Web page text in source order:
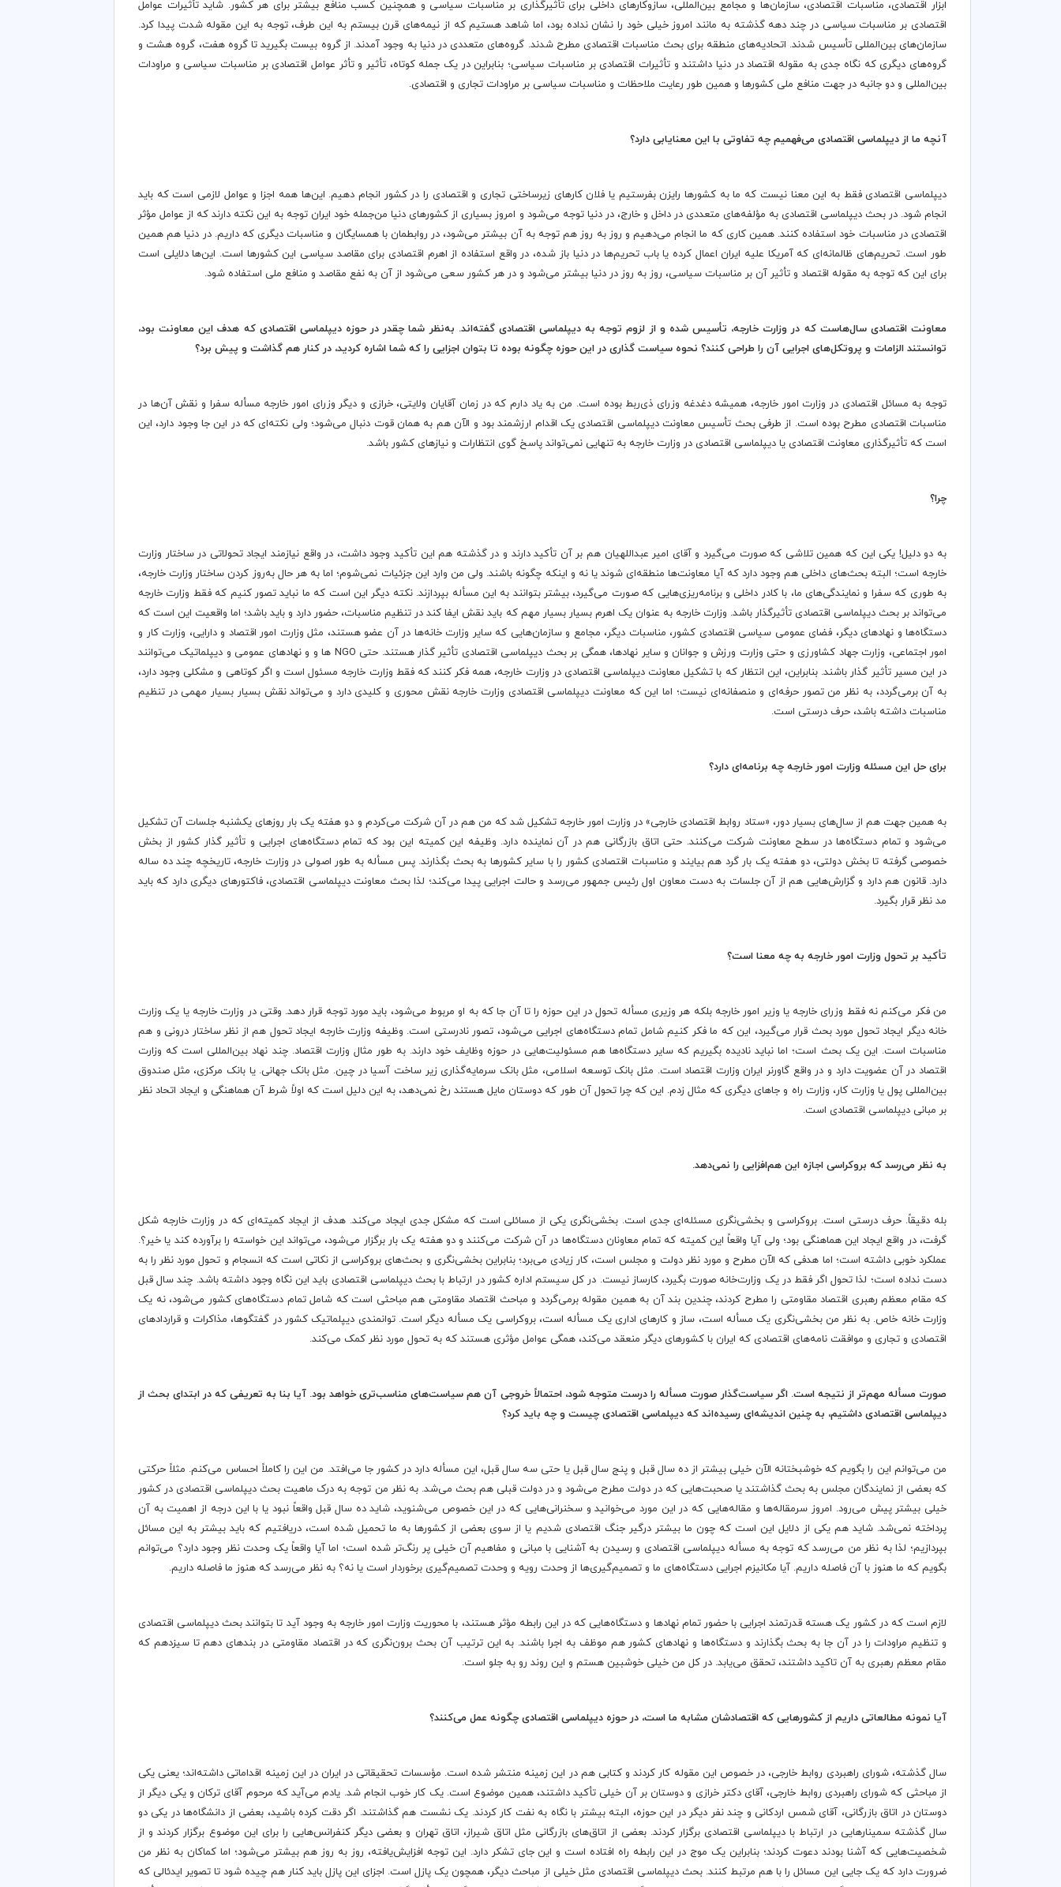
ابزار اقتصادی، مناسبات اقتصادی، سازمان‌ها و مجامع بین‌المللی، سازوکارهای داخلی برای تأثیرگذاری بر مناسبات سیاسی و همچنین کسب منافع بیشتر برای هر کشور. شاید تأثیرات عوامل
اقتصادی بر مناسبات سیاسی در چند دهه گذشته به مانند امروز خیلی خود را نشان نداده بود، اما شاهد هستیم که از نیمه‌های قرن بیستم به این طرف، توجه به این مقوله شدت پیدا کرد.
سازمان‌های بین‌المللی تأسیس شدند. اتحادیه‌های منطقه برای بحث مناسبات اقتصادی مطرح شدند. گروه‌های متعددی در دنیا به وجود آمدند. از گروه بیست بگیرید تا گروه هفت، گروه هشت و
گروه‌های دیگری که نگاه جدی به مقوله اقتصاد در دنیا داشتند و تأثیرات اقتصادی بر مناسبات سیاسی؛ بنابراین در یک جمله کوتاه، تأثیر و تأثر عوامل اقتصادی بر مناسبات سیاسی و مراودات
بین‌المللی و دو جانبه در جهت منافع ملی کشورها و همین طور رعایت ملاحظات و مناسبات سیاسی بر مراودات تجاری و اقتصادی.
آنچه ما از دیپلماسی اقتصادی می‌فهمیم چه تفاوتی با این معنایابی دارد؟
دیپلماسی اقتصادی فقط به این معنا نیست که ما به کشورها رایزن بفرستیم یا فلان کارهای زیرساختی تجاری و اقتصادی را در کشور انجام دهیم. این‌ها همه اجزا و عوامل لازمی است که باید
انجام شود. در بحث دیپلماسی اقتصادی به مؤلفه‌های متعددی در داخل و خارج، در دنیا توجه می‌شود و امروز بسیاری از کشورهای دنیا من‌جمله خود ایران توجه به این نکته دارند که از عوامل مؤثر
اقتصادی در مناسبات خود استفاده کنند. همین کاری که ما انجام می‌دهیم و روز به روز هم توجه به آن بیشتر می‌شود، در روابطمان با همسایگان و مناسبات دیگری که داریم. در دنیا هم همین
طور است. تحریم‌های ظالمانه‌ای که آمریکا علیه ایران اعمال کرده یا باب تحریم‌ها در دنیا باز شده، در واقع استفاده از اهرم اقتصادی برای مقاصد سیاسی این کشورها است. این‌ها دلایلی است
برای این که توجه به مقوله اقتصاد و تأثیر آن بر مناسبات سیاسی، روز به روز در دنیا بیشتر می‌شود و در هر کشور سعی می‌شود از آن به نفع مقاصد و منافع ملی استفاده شود.
معاونت اقتصادی سال‌هاست که در وزارت خارجه، تأسیس شده و از لزوم توجه به دیپلماسی اقتصادی گفته‌اند. به‌نظر شما چقدر در حوزه دیپلماسی اقتصادی که هدف این معاونت بود،
توانستند الزامات و پروتکلهای اجرایی آن را طراحی کنند؟ نحوه سیاست گذاری در این حوزه چگونه بوده تا بتوان اجزایی را که شما اشاره کردید، در کنار هم گذاشت و پیش برد؟
توجه به مسائل اقتصادی در وزارت امور خارجه، همیشه دغدغه وزرای ذی‌ربط بوده است. من به یاد دارم که در زمان آقایان ولایتی، خرازی و دیگر وزرای امور خارجه مسأله سفرا و نقش آن‌ها در
مناسبات اقتصادی مطرح بوده است. از طرفی بحث تأسیس معاونت دیپلماسی اقتصادی یک اقدام ارزشمند بود و الآن هم به همان قوت دنبال می‌شود؛ ولی نکته‌ای که در این جا وجود دارد، این
است که تأثیرگذاری معاونت اقتصادی یا دیپلماسی اقتصادی در وزارت خارجه به تنهایی نمی‌تواند پاسخ گوی انتظارات و نیازهای کشور باشد.
چرا؟
به دو دلیل! یکی این که همین تلاشی که صورت می‌گیرد و آقای امیر عبداللهیان هم بر آن تأکید دارند و در گذشته هم این تأکید وجود داشت، در واقع نیازمند ایجاد تحولاتی در ساختار وزارت
خارجه است؛ البته بحث‌های داخلی هم وجود دارد که آیا معاونت‌ها منطقه‌ای شوند یا نه و اینکه چگونه باشند. ولی من وارد این جزئیات نمی‌شوم؛ اما به هر حال به‌روز کردن ساختار وزارت خارجه،
به طوری که سفرا و نمایندگی‌های ما، با کادر داخلی و برنامه‌ریزی‌هایی که صورت می‌گیرد، بیشتر بتوانند به این مسأله بپردازند. نکته دیگر این است که ما نباید تصور کنیم که فقط وزارت خارجه
می‌تواند بر بحث دیپلماسی اقتصادی تأثیرگذار باشد. وزارت خارجه به عنوان یک اهرم بسیار بسیار مهم که باید نقش ایفا کند در تنظیم مناسبات، حضور دارد و باید باشد؛ اما واقعیت این است که
دستگاه‌ها و نهادهای دیگر، فضای عمومی سیاسی اقتصادی کشور، مناسبات دیگر، مجامع و سازمان‌هایی که سایر وزارت خانه‌ها در آن عضو هستند، مثل وزارت امور اقتصاد و دارایی، وزارت کار و
امور اجتماعی، وزارت جهاد کشاورزی و حتی وزارت ورزش و جوانان و سایر نهادها، همگی بر بحث دیپلماسی اقتصادی تأثیر گذار هستند. حتی NGO ها و و نهادهای عمومی و دیپلماتیک می‌توانند
در این مسیر تأثیر گذار باشند. بنابراین، این انتظار که با تشکیل معاونت دیپلماسی اقتصادی در وزارت خارجه، همه فکر کنند که فقط وزارت خارجه مسئول است و اگر کوتاهی و مشکلی وجود دارد،
به آن برمی‌گردد، به نظر من تصور حرفه‌ای و منصفانه‌ای نیست؛ اما این که معاونت دیپلماسی اقتصادی وزارت خارجه نقش محوری و کلیدی دارد و می‌تواند نقش بسیار بسیار مهمی در تنظیم
مناسبات داشته باشد، حرف درستی است.
برای حل این مسئله وزارت امور خارجه چه برنامه‌ای دارد؟
به همین جهت هم از سال‌های بسیار دور، «ستاد روابط اقتصادی خارجی» در وزارت امور خارجه تشکیل شد که من هم در آن شرکت می‌کردم و دو هفته یک بار روزهای یکشنبه جلسات آن تشکیل
می‌شود و تمام دستگاه‌ها در سطح معاونت شرکت می‌کنند. حتی اتاق بازرگانی هم در آن نماینده دارد. وظیفه این کمیته این بود که تمام دستگاه‌های اجرایی و تأثیر گذار کشور از بخش
خصوصی گرفته تا بخش دولتی، دو هفته یک بار گرد هم بیایند و مناسبات اقتصادی کشور را با سایر کشورها به بحث بگذارند. پس مسأله به طور اصولی در وزارت خارجه، تاریخچه چند ده ساله
دارد. قانون هم دارد و گزارش‌هایی هم از آن جلسات به دست معاون اول رئیس جمهور می‌رسد و حالت اجرایی پیدا می‌کند؛ لذا بحث معاونت دیپلماسی اقتصادی، فاکتورهای دیگری دارد که باید
مد نظر قرار بگیرد.
تأکید بر تحول وزارت امور خارجه به چه معنا است؟
من فکر می‌کنم نه فقط وزرای خارجه یا وزیر امور خارجه بلکه هر وزیری مسأله تحول در این حوزه را تا آن جا که به او مربوط می‌شود، باید مورد توجه قرار دهد. وقتی در وزارت خارجه یا یک وزارت
خانه دیگر ایجاد تحول مورد بحث قرار می‌گیرد، این که ما فکر کنیم شامل تمام دستگاه‌های اجرایی می‌شود، تصور نادرستی است. وظیفه وزارت خارجه ایجاد تحول هم از نظر ساختار درونی و هم
مناسبات است. این یک بحث است؛ اما نباید نادیده بگیریم که سایر دستگاه‌ها هم مسئولیت‌هایی در حوزه وظایف خود دارند. به طور مثال وزارت اقتصاد. چند نهاد بین‌المللی است که وزارت
اقتصاد در آن عضویت دارد و در واقع گاورنر ایران وزارت اقتصاد است. مثل بانک توسعه اسلامی، مثل بانک سرمایه‌گذاری زیر ساخت آسیا در چین. مثل بانک جهانی. یا بانک مرکزی، مثل صندوق
بین‌المللی پول یا وزارت کار، وزارت راه و جاهای دیگری که مثال زدم. این که چرا تحول آن طور که دوستان مایل هستند رخ نمی‌دهد، به این دلیل است که اولاً شرط آن هماهنگی و ایجاد اتحاد نظر
بر مبانی دیپلماسی اقتصادی است.
به نظر میرسد که بروکراسی اجازه این همافزایی را نمیدهد.
بله دقیقاً. حرف درستی است. بروکراسی و بخشی‌نگری مسئله‌ای جدی است. بخشی‌نگری یکی از مسائلی است که مشکل جدی ایجاد می‌کند. هدف از ایجاد کمیته‌ای که در وزارت خارجه شکل
گرفت، در واقع ایجاد این هماهنگی بود؛ ولی آیا واقعاً این کمیته که تمام معاونان دستگاه‌ها در آن شرکت می‌کنند و دو هفته یک بار برگزار می‌شود، می‌تواند این خواسته را برآورده کند یا خیر؟.
عملکرد خوبی داشته است؛ اما هدفی که الآن مطرح و مورد نظر دولت و مجلس است، کار زیادی می‌برد؛ بنابراین بخشی‌نگری و بحث‌های بروکراسی از نکاتی است که انسجام و تحول مورد نظر را به
دست نداده است؛ لذا تحول اگر فقط در یک وزارت‌خانه صورت بگیرد، کارساز نیست. در کل سیستم اداره کشور در ارتباط با بحث دیپلماسی اقتصادی باید این نگاه وجود داشته باشد. چند سال قبل
که مقام معظم رهبری اقتصاد مقاومتی را مطرح کردند، چندین بند آن به همین مقوله برمی‌گردد و مباحث اقتصاد مقاومتی هم مباحثی است که شامل تمام دستگاه‌های کشور می‌شود، نه یک
وزارت خانه خاص. به نظر من بخشی‌نگری یک مسأله است، ساز و کارهای اداری یک مسأله است، بروکراسی یک مسأله دیگر است. توانمندی دیپلماتیک کشور در گفتگوها، مذاکرات و قراردادهای
اقتصادی و تجاری و موافقت نامه‌های اقتصادی که ایران با کشورهای دیگر منعقد می‌کند، همگی عوامل مؤثری هستند که به تحول مورد نظر کمک می‌کند.
صورت مسأله مهمتر از نتیجه است. اگر سیاستگذار صورت مسأله را درست متوجه شود، احتمالاً خروجی آن هم سیاستهای مناسبتری خواهد بود. آیا بنا به تعریفی که در ابتدای بحث از
دیپلماسی اقتصادی داشتیم، به چنین اندیشهای رسیدهاند که دیپلماسی اقتصادی چیست و چه باید کرد؟
من می‌توانم این را بگویم که خوشبختانه الآن خیلی بیشتر از ده سال قبل و پنج سال قبل یا حتی سه سال قبل، این مسأله دارد در کشور جا می‌افتد. من این را کاملاً احساس می‌کنم. مثلاً حرکتی
که بعضی از نمایندگان مجلس به بحث گذاشتند یا صحبت‌هایی که در دولت مطرح می‌شود و در دولت قبلی هم بحث می‌شد. به نظر من توجه به درک ماهیت بحث دیپلماسی اقتصادی در کشور
خیلی بیشتر پیش می‌رود. امروز سرمقاله‌ها و مقاله‌هایی که در این مورد می‌خوانید و سخنرانی‌هایی که در این خصوص می‌شنوید، شاید ده سال قبل واقعاً نبود یا با این درجه از اهمیت به آن
پرداخته نمی‌شد. شاید هم یکی از دلایل این است که چون ما بیشتر درگیر جنگ اقتصادی شدیم یا از سوی بعضی از کشورها به ما تحمیل شده است، دریافتیم که باید بیشتر به این مسائل
بپردازیم؛ لذا به نظر من می‌رسد که توجه به مسأله دیپلماسی اقتصادی و رسیدن به آشنایی با مبانی و مفاهیم آن خیلی پر رنگ‌تر شده است؛ اما آیا واقعاً یک وحدت نظر وجود دارد؟ می‌توانم
بگویم که ما هنوز با آن فاصله داریم. آیا مکانیزم اجرایی دستگاه‌های ما و تصمیم‌گیری‌ها از وحدت رویه و وحدت تصمیم‌گیری برخوردار است یا نه؟ به نظر می‌رسد که هنوز ما فاصله داریم.
لازم است که در کشور یک هسته قدرتمند اجرایی با حضور تمام نهادها و دستگاه‌هایی که در این رابطه مؤثر هستند، با محوریت وزارت امور خارجه به وجود آید تا بتوانند بحث دیپلماسی اقتصادی
و تنظیم مراودات را در آن جا به بحث بگذارند و دستگاه‌ها و نهادهای کشور هم موظف به اجرا باشند. به این ترتیب آن بحث برون‌نگری که در اقتصاد مقاومتی در بندهای دهم تا سیزدهم که
مقام معظم رهبری به آن تاکید داشتند، تحقق می‌یابد. در کل من خیلی خوشبین هستم و این روند رو به جلو است.
آیا نمونه مطالعاتی داریم از کشورهایی که اقتصادشان مشابه ما است، در حوزه دیپلماسی اقتصادی چگونه عمل میکنند؟
سال گذشته، شورای راهبردی روابط خارجی، در خصوص این مقوله کار کردند و کتابی هم در این زمینه منتشر شده است. مؤسسات تحقیقاتی در ایران در این زمینه اقداماتی داشته‌اند؛ یعنی یکی
از مباحثی که شورای راهبردی روابط خارجی، آقای دکتر خرازی و دوستان بر آن خیلی تأکید داشتند، همین موضوع است. یک کار خوب انجام شد. یادم می‌آید که مرحوم آقای ترکان و یکی دیگر از
دوستان در اتاق بازرگانی، آقای شمس اردکانی و چند نفر دیگر در این حوزه، البته بیشتر با نگاه به نفت کار کردند. یک نشست هم گذاشتند. اگر دقت کرده باشید، بعضی از دانشگاه‌ها در یکی دو
سال گذشته سمینارهایی در ارتباط با دیپلماسی اقتصادی برگزار کردند. بعضی از اتاق‌های بازرگانی مثل اتاق شیراز، اتاق تهران و بعضی دیگر کنفرانس‌هایی را برای این موضوع برگزار کردند و از
شخصیت‌هایی که آشنا بودند دعوت کردند؛ بنابراین یک موج در این رابطه راه افتاده است و این جای تشکر دارد. این توجه افزایش‌یافته، روز به روز هم بیشتر می‌شود؛ اما کماکان به نظر من
ضرورت دارد که یک جایی این مسائل را با هم مرتبط کنند. بحث دیپلماسی اقتصادی مثل خیلی از مباحث دیگر، همچون یک پازل است. اجزای این پازل باید کنار هم چیده شود تا تصویر ایدئالی که